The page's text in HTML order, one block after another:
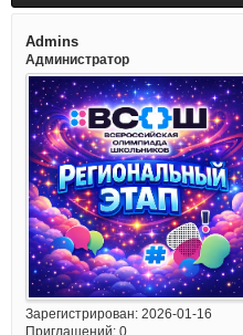
Admins
Администратор
Зарегистрирован: 2026-01-16
Приглашений:0